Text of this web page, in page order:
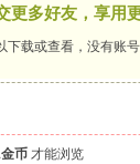
更多好友，享用
下载或查看，没有账号
币 才能浏览